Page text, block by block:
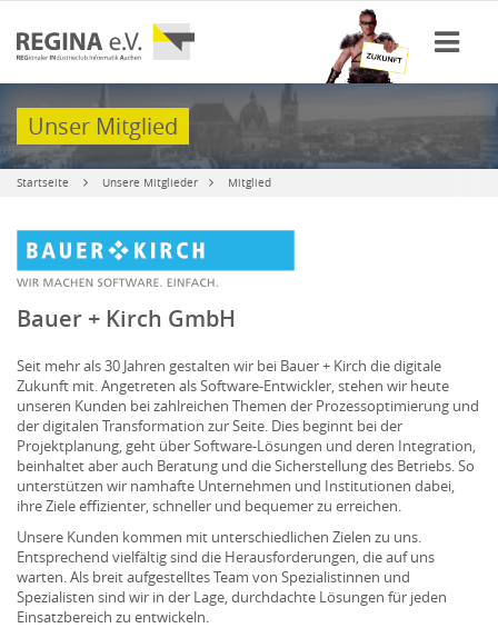
Unser Mitglied
Startseite Unsere Mitglieder Mitglied
Bauer + Kirch GmbH
Seit mehr als 30 Jahren gestalten wir bei Bauer + Kirch die digitale
Zukunft mit. Angetreten als Software-Entwickler, stehen wir heute
unseren Kunden bei zahlreichen Themen der Prozessoptimierung und
der digitalen Transformation zur Seite. Dies beginnt bei der
Projektplanung, geht über Software-Lösungen und deren Integration,
beinhaltet aber auch Beratung und die Sicherstellung des Betriebs. So
unterstützen wir namhafte Unternehmen und Institutionen dabei,
ihre Ziele effizienter, schneller und bequemer zu erreichen.
Unsere Kunden kommen mit unterschiedlichen Zielen zu uns.
Entsprechend vielfältig sind die Herausforderungen, die auf uns
warten. Als breit aufgestelltes Team von Spezialistinnen und
Spezialisten sind wir in der Lage, durchdachte Lösungen für jeden
Einsatzbereich zu entwickeln.